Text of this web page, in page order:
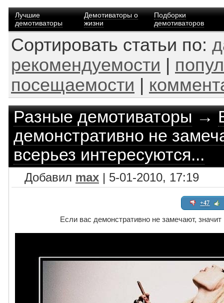
Лучшие
демотиваторы
Демотиваторы о
жизни
Подборки
демотиваторов
Сортировать статьи по:
рекомендуемости
посещаемости
Разные демотиваторы→
демонстративно не
всерьез интересуются...
Добавил max | 5-01-2010, 17:19
+47
Если вас демонстративно не замечают,